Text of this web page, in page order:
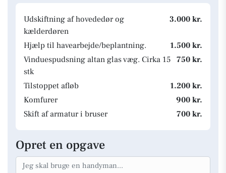
Udskiftning af hovededør og
kælderdøren
3.000 kr.
Hjælp til havearbejde/beplantning.
1.500 kr.
Vinduespudsning altan glas væg. Cirka 15
stk
750 kr.
Tilstoppet afløb
1.200 kr.
Komfurer
900 kr.
Skift af armatur i bruser
700 kr.
Opret en opgave